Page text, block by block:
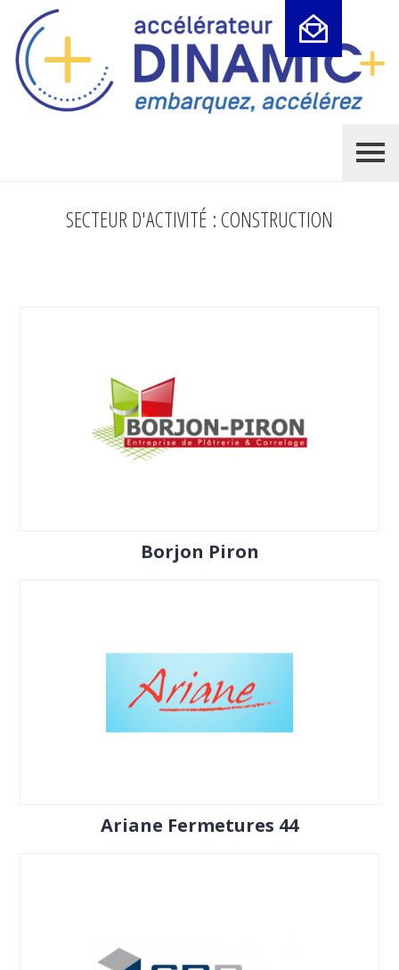
SECTEUR D'ACTIVITÉ :CONSTRUCTION
Borjon Piron
Ariane Fermetures 44
Cookies management panel